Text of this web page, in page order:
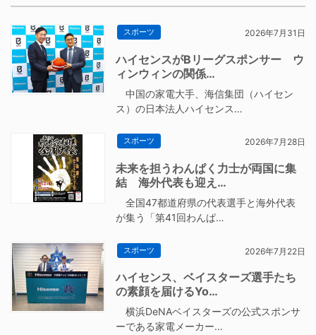
スポーツ 2026年7月31日
ハイセンスがBリーグスポンサー ウ
ィンウィンの関係…
中国の家電大手、海信集団（ハイセン
ス）の日本法人ハイセンス…
スポーツ 2026年7月28日
未来を担うわんぱく力士が両国に集
結 海外代表も迎え…
全国47都道府県の代表選手と海外代表
が集う「第41回わんぱ…
スポーツ 2026年7月22日
ハイセンス、ベイスターズ選手たち
の素顔を届けるYo…
横浜DeNAベイスターズの公式スポンサ
ーである家電メーカー…